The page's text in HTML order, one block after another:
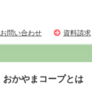
お問い合わせ 資料請求
おかやまコープとは